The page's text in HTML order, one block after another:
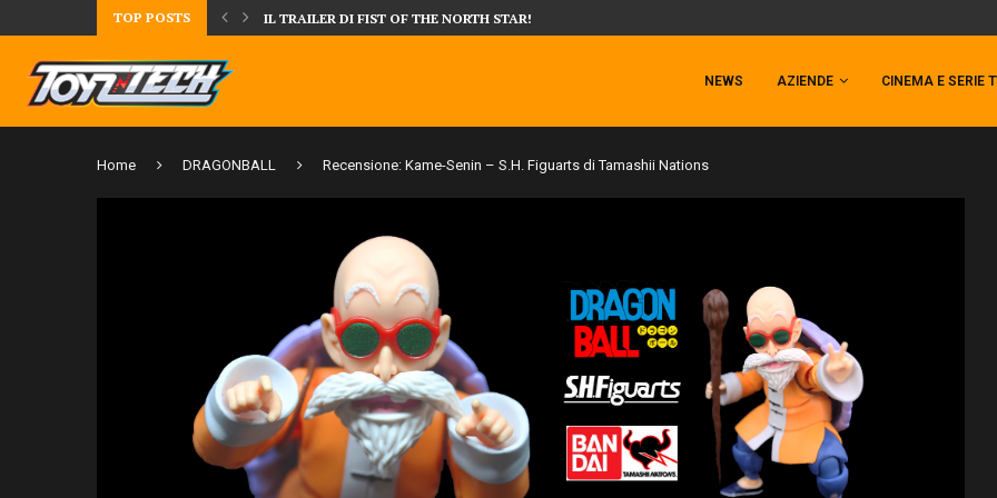
TOP POSTS TUME ANNUNCIA IL BUSTO DI GOLDRAKE!
NEWS AZIENDE CINEMA E SERIE
Home DRAGONBALL Recensione: Kame-Senin – S.H. Figuarts di Tamashii Nations